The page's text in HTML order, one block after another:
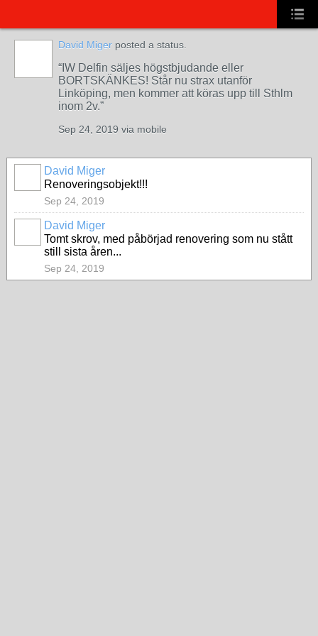
David Miger posted a status.
IW Delfin säljes högstbjudande eller
BORTSKÄNKES! Står nu strax utanför
Linköping, men kommer att köras upp till Sthlm
inom 2v.
Sep 24, 2019 via mobile
David Miger
Renoveringsobjekt!!!
Sep 24, 2019
David Miger
Tomt skrov, med påbörjad renovering som nu stått
still sista åren...
Sep 24, 2019